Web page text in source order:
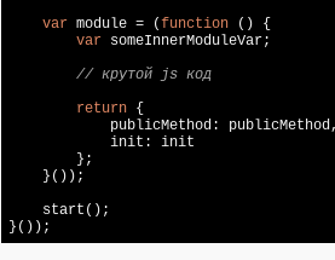
var module = (function ( ) {
var someInnerModuleVar;
// крутой js код
return {
            publicMethod: publicMethod,
            init: init
        };
    }());
    start();
}());